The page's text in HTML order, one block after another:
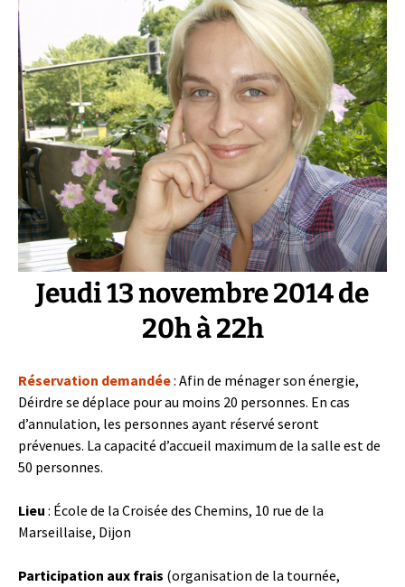
Jeudi 13 novembre 2014 de
20h à 22h
Réservation demandée: Afin de ménager son énergie,
Déirdre se déplace pour au moins 20 personnes. En cas
d’annulation, les personnes ayant réservé seront
prévenues. La capacité d’accueil maximum de la salle est de
50 personnes.
Lieu : École de la Croisée des Chemins, 10 rue de la
Marseillaise, Dijon
Participation aux frais (organisation de la tournée,